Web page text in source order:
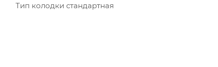
Тип колодки стандартная